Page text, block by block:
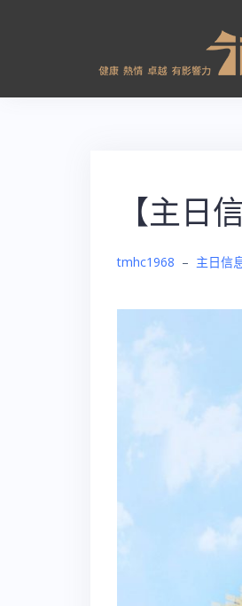
【主日
tmhc1968 – 主日信